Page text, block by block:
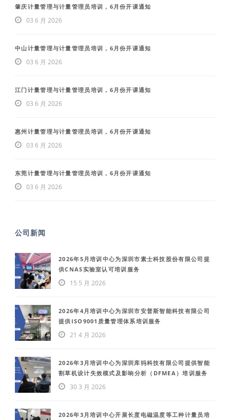
肇庆计量管理与计量管理员培训，6月份开课通知
03 6 月 2026
中山计量管理与计量管理员培训，6月份开课通知
03 6 月 2026
江门计量管理与计量管理员培训，6月份开课通知
03 6 月 2026
惠州计量管理与计量管理员培训，6月份开课通知
03 6 月 2026
东莞计量管理与计量管理员培训，6月份开课通知
03 6 月 2026
公司新闻
2026年5月培训中心为深圳市素士科技股份有限公司提
供CNAS实验室认可培训服务
15 5 月 2026
2026年4月培训中心为深圳市安普斯智能科技有限公司
提供ISO9001质量管理体系培训服务
21 4 月 2026
2026年3月培训中心为深圳库犸科技有限公司提供智能
割草机设计失效模式及影响分析（DFMEA）培训服务
30 3 月 2026
2026年3月培训中心开展长度电磁温度等工种计量员培